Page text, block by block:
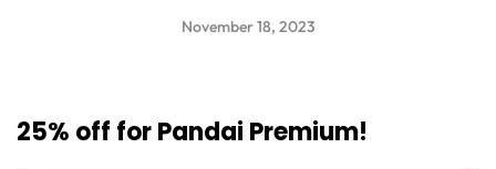
November 18, 2023
25% off for Pandai Premium!